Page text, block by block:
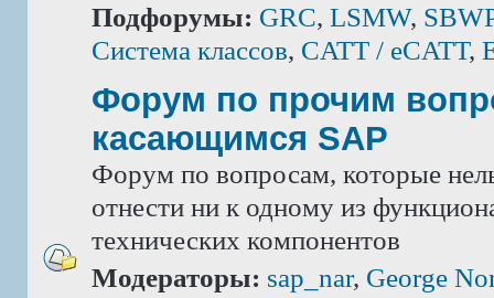
Подфорумы: GRC, LSMW,
Система классов, CATT / eCATT,
Форум по прочим
касающимся SAP
Форум по вопросам, которые
отнести ни к одному из
технических компонентов
Модераторы: sap_nar, George